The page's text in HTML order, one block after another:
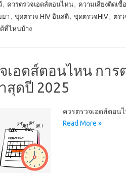
, ควรตรวจเอดส์ตอนไหน, ความเสี่ยงติดเชื้
ยา , ชุดตรวจ HIV อินสติ, ชุดตรวจHIV, ตร
ด้ที่ไหนบ้าง
เอดส์ตอนไหน การ
สุดปี 2025
ควรตรวจเอดส์ตอน
Read More »